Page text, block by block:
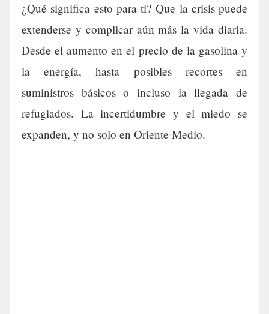
¿Qué significa esto para ti? Que la crisis puede
extenderse y complicar aún más la vida diaria.
Desde el aumento en el precio de la gasolina y
la energía, hasta posibles recortes en
suministros básicos o incluso la llegada de
refugiados. La incertidumbre y el miedo se
expanden, y no solo en Oriente Medio.